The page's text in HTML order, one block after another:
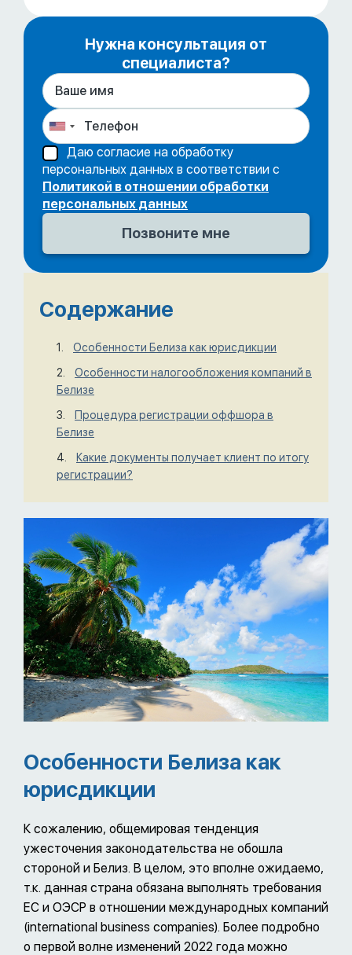
Нужна консультация от
специалиста?
Даю согласие на обработку
персональных данных в соответствии с
Политикой в отношении обработки
персональных данных
Содержание
Особенности Белиза как юрисдикции
Особенности налогообложения компаний в
Белизе
Процедура регистрации оффшора в
Белизе
Какие документы получает клиент по итогу
регистрации?
Особенности Белиза как
юрисдикции
К сожалению, общемировая тенденция
ужесточения законодательства не обошла
стороной и Белиз. В целом, это вполне ожидаемо,
т.к. данная страна обязана выполнять требования
ЕС и ОЭСР в отношении международных компаний
(international business companies). Более подробно
о первой волне изменений 2022 года можно